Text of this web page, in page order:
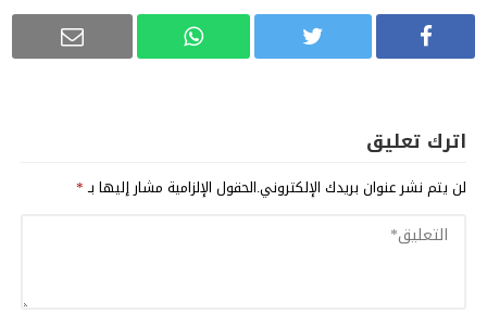
اترك تعليق
لن يتم نشر عنوان بريدك الإلكتروني.الحقول الإلزامية مشار إليها بـ*